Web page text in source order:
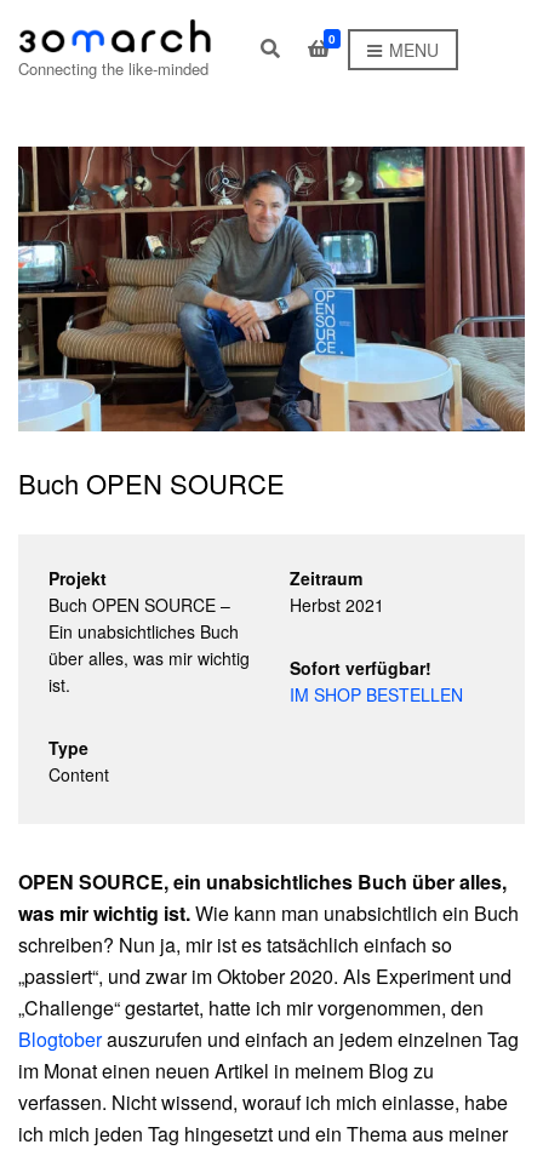
Connecting the like-minded
E
d
s
e
a
r
c
h
f
o
r
m
0 MENU
Buch OPEN SOURCE
Projekt
Buch OPEN SOURCE –
Ein unabsichtliches Buch
über alles, was mir wichtig
ist.
Type
Content
Zeitraum
Herbst 2021
Sofort verfügbar!
IM SHOP BESTELLEN
OPEN SOURCE, ein unabsichtliches Buch über alles,
was mir wichtig ist.Wie kann man unabsichtlich ein Buch
schreiben? Nun ja, mir ist es tatsächlich einfach so
„passiert“, und zwar im Oktober 2020. Als Experiment und
„Challenge“ gestartet, hatte ich mir vorgenommen, den
Blogtoberauszurufen und einfach an jedem einzelnen Tag
im Monat einen neuen Artikel in meinem Blog zu
verfassen. Nicht wissend, worauf ich mich einlasse, habe
ich mich jeden Tag hingesetzt und ein Thema aus meiner